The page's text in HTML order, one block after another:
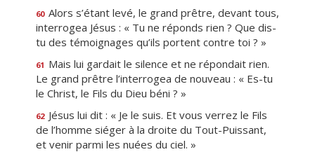
60 Alors s’étant levé, le grand prêtre, devant tous,
interrogea Jésus : « Tu ne réponds rien ? Que dis-
tu des témoignages qu’ils portent contre toi ? »
61 Mais lui gardait le silence et ne répondait rien.
Le grand prêtre l’interrogea de nouveau : « Es-tu
le Christ, le Fils du Dieu béni ? »
62 Jésus lui dit : « Je le suis. Et vous verrez le Fils
de l’homme siéger à la droite du Tout-Puissant,
et venir parmi les nuées du ciel. »